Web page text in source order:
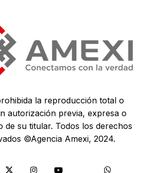
la reproducción total o
autorización previa, expresa o
de su titular. Todos los derechos
©Agencia Amexi, 2024.